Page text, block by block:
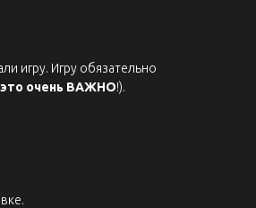
игру. Игру обязательно
это очень ВАЖНО!).